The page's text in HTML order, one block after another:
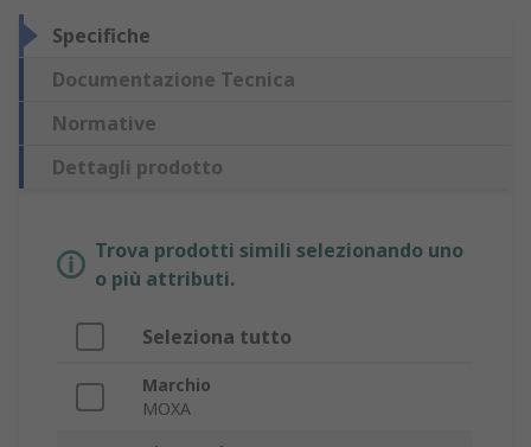
Specifiche
Documentazione Tecnica
Normative
Dettagli prodotto
Trova prodotti simili selezionando uno
o più attributi.
Seleziona tutto
Marchio
MOXA